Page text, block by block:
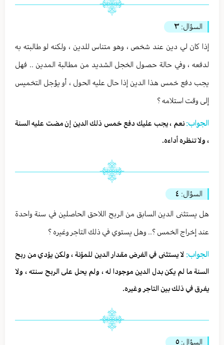
السؤال: ٣
إذا كان لي دين عند شخص ، وهو متناس للدين ، ولكنه لو طالبته به
لدفعه ، وفي حالة حصول الخجل الشديد من مطالبة المدين .. فهل
يجب دفع خمس هذا الدين إذا حال عليه الحول ، أو يؤجل التخميس
إلى وقت استلامه ؟
الجواب:نعم ، يجب عليك دفع خمس ذلك الدين إن مضت عليه السنة
، ولا تنظره أداءه.
السؤال: ٤
هل يستثنى الدين السابق من الربح اللاحق الحاصلين في سنة واحدة
عند إخراج الخمس ؟.. وهل يستوي في ذلك التاجر وغيره ؟
الجواب: لا يستثنى في الفرض مقدار الدين للمؤنة ، ولكن يؤدي من ربح
السنة ما لم يكن بدل الدين موجودا له ، ولم يحل على الربح سنته ، ولا
يفرق في ذلك بين التاجر وغيره.
السؤال: ٥